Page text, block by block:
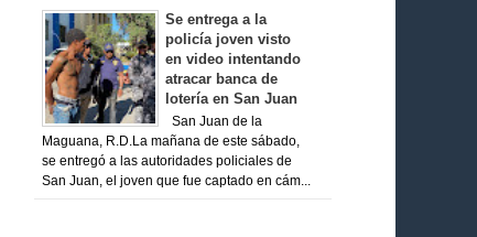
Se entrega a la
policía joven visto
en video intentando
atracar banca de
lotería en San Juan
San Juan de la
Maguana, R.D.La mañana de este sábado,
se entregó a las autoridades policiales de
San Juan, el joven que fue captado en cám...